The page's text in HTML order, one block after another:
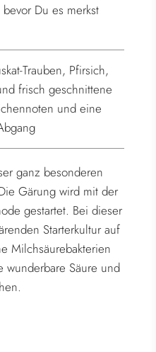
Du es merkst
Trauben, Pfirsich,
frisch geschnittene
und eine
ganz besonderen
Gärung wird mit der
gestartet. Bei dieser
Starterkultur auf
Milchsäurebakterien
Säure und